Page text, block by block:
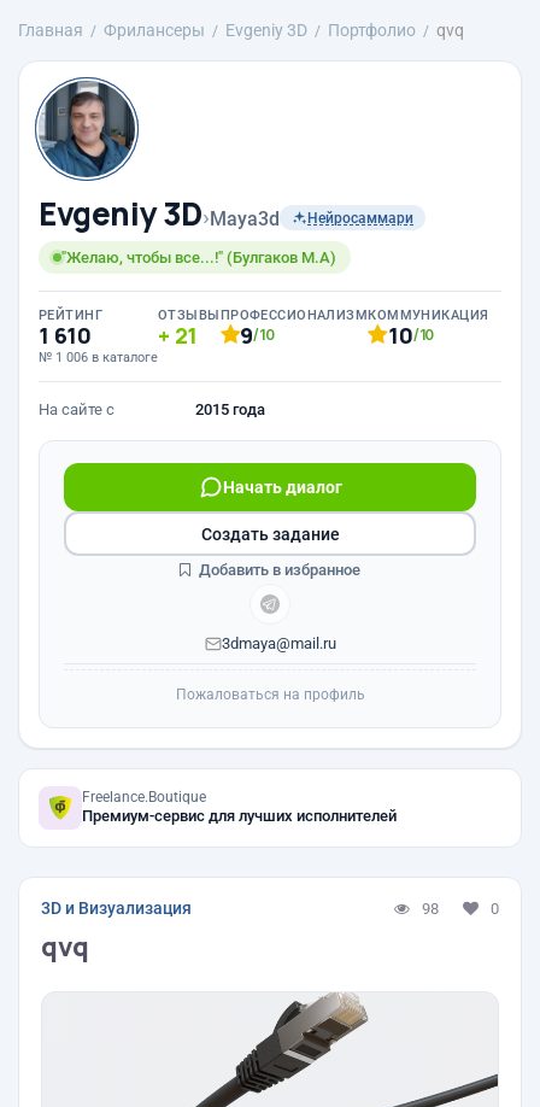
Главная Фрилансеры Evgeniy 3D Портфолио qvq
Evgeniy 3D›Maya3d Нейросаммари
"Желаю, чтобы все...!" (Булгаков М.А)
РЕЙТИНГ
1 610
№ 1 006 в каталоге
ОТЗЫВЫ
21
ПРОФЕССИОНАЛИЗМ
9/10
КОММУНИКАЦИЯ
10/10
На сайте с 2015 года
Начать диалог
3dmaya@mail.ru
Создать задание
Добавить в избранное
Пожаловаться на профиль
Freelance.Boutique
Премиум-сервис для лучших исполнителей
3D и Визуализация 98 0
qvq